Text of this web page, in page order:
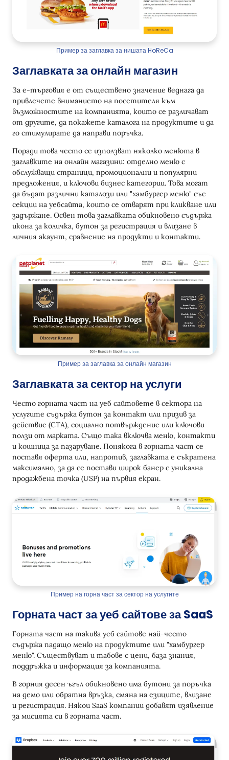
Пример за заглавка за нишата HoReCa
Заглавката за онлайн магазин
За е-търговия е от съществено значение веднага да
привлечете вниманието на посетителя към
възможностите на компанията, които се различават
от другите, да покажете каталога на продуктите и да
го стимулирате да направи поръчка.
Поради това често се използват няколко менюта в
заглавките на онлайн магазини: отделно меню с
обслужващи страници, промоционални и популярни
предложения, и ключови бизнес категории. Това могат
да бъдат различни каталози или "хамбургер меню" със
секции на уебсайта, които се отварят при кликване или
задържане. Освен това заглавката обикновено съдържа
икона за количка, бутон за регистрация и влизане в
личния акаунт, сравнение на продукти и контакти.
Пример за заглавка за онлайн магазин
Заглавката за сектор на услуги
Често горната част на уеб сайтовете в сектора на
услугите съдържа бутон за контакт или призив за
действие (CTA), социално потвърждение или ключови
ползи от марката. Също така включва меню, контакти
и кошница за пазаруване. Понякога в горната част се
поставя оферта или, напротив, заглавката е съкратена
максимално, за да се постави широк банер с уникална
продажбена точка (USP) на първия екран.
Пример на горна част за сектор на услугите
Горната част за уеб сайтове за SaaS
Горната част на такива уеб сайтове най-често
съдържа падащо меню на продуктите или "хамбургер
меню". Съществуват и табове с цени, база знания,
поддръжка и информация за компанията.
В горния десен ъгъл обикновено има бутони за поръчка
на демо или обратна връзка, смяна на езиците, влизане
и регистрация. Някои SaaS компании добавят изявление
за мисията си в горната част.